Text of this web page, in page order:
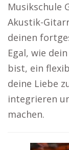
Musikschule
Akustik-
deinen
Egal, wie
bist, ein
deine Liebe
integrieren
machen.